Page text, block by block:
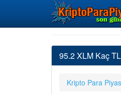
95.2 XLM Kaç
Kripto Para